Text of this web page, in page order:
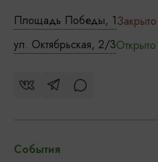
Площадь Победы, 1Закрыто
ул. Октябрьская, 2/3Открыто
События